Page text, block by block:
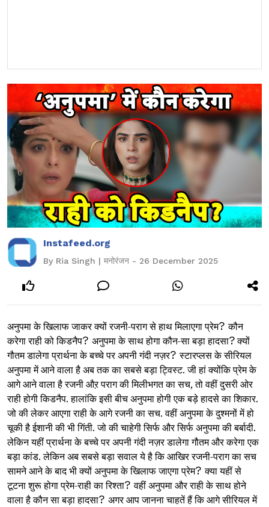
Instafeed.org
By Ria Singh | मनोरंजन - 26 December 2025
अनुपमा के खिलाफ जाकर क्यों रजनी-पराग से हाथ मिलाएगा प्रेम?कौन
करेगा राही को किडनैप? अनुपमा के साथ होगा कौन-सा बड़ा हादसा?क्यों
गौतम डालेगा प्रार्थना के बच्चे पर अपनी गंदी नज़र?स्टारप्लस के सीरियल
अनुपमा में आने वाला है अब तक का सबसे बड़ा ट्विस्ट. जी हां क्योंकि प्रेम के
आगे आने वाला है रजनी औऱ पराग की मिलीभगत का सच, तो वहीं दुसरी ओर
राही होगी किडनैप. हालांकि इसी बीच अनुपमा होगी एक बड़े हादसे का शिकार.
जो की लेकर आएगा राही के आगे रजनी का सच. वहीं अनुपमा के दुश्मनों में हो
चूकी है ईशानी की भी गिंती. जो की चाहेगी सिर्फ और सिर्फ अनुपमा की बर्बादी.
लेकिन यहीं प्रार्थना के बच्चे पर अपनी गंदी नज़र डालेगा गौतम और करेगा एक
बड़ा कांड. लेकिन अब सबसे बड़ा सवाल ये है कि आखिर रजनी-पराग का सच
सामने आने के बाद भी क्यों अनुपमा के खिलाफ जाएगा प्रेम?क्या यहीं से
टूटना शुरू होगा प्रेम-राही का रिश्ता?वहीं अनुपमा और राही के साथ होने
वाला है कौन सा बड़ा हादसा? अगर आप जानना चाहतें हैं कि आगे सीरियल में